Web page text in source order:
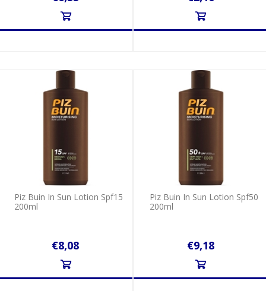
Piz Buin In Sun Lotion Spf15
200ml
€8,08
Piz Buin In Sun Lotion Spf50
200ml
€9,18